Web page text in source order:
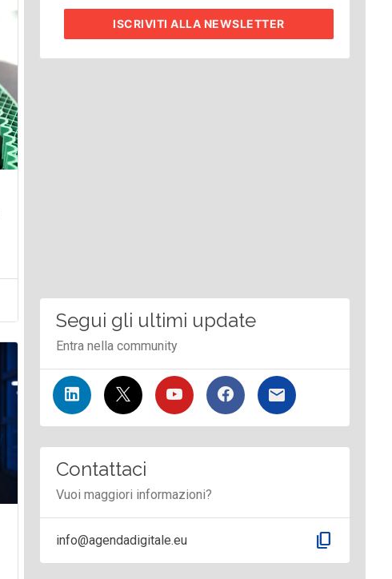
ISCRIVITIALLA NEWSLETTER
Segui gli ultimi update
Entra nella community
Contattaci
Vuoi maggiori informazioni?
info@agendadigitale.eu content_copy